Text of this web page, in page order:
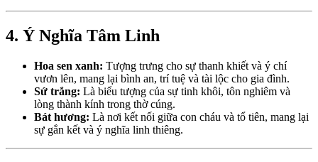
4. Ý Nghĩa Tâm Linh
Hoa sen xanh: Tượng trưng cho sự thanh khiết và ý chí
vươn lên, mang lại bình an, trí tuệ và tài lộc cho gia đình.
Sứ trắng: Là biểu tượng của sự tinh khôi, tôn nghiêm và
lòng thành kính trong thờ cúng.
Bát hương: Là nơi kết nối giữa con cháu và tổ tiên, mang lại
sự gắn kết và ý nghĩa linh thiêng.